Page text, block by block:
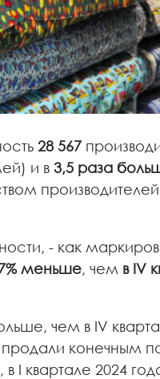
28 567
и в 3,5 раза
- как
меньше, чем в IV
чем в IV
продали конечным
I квартале 2024